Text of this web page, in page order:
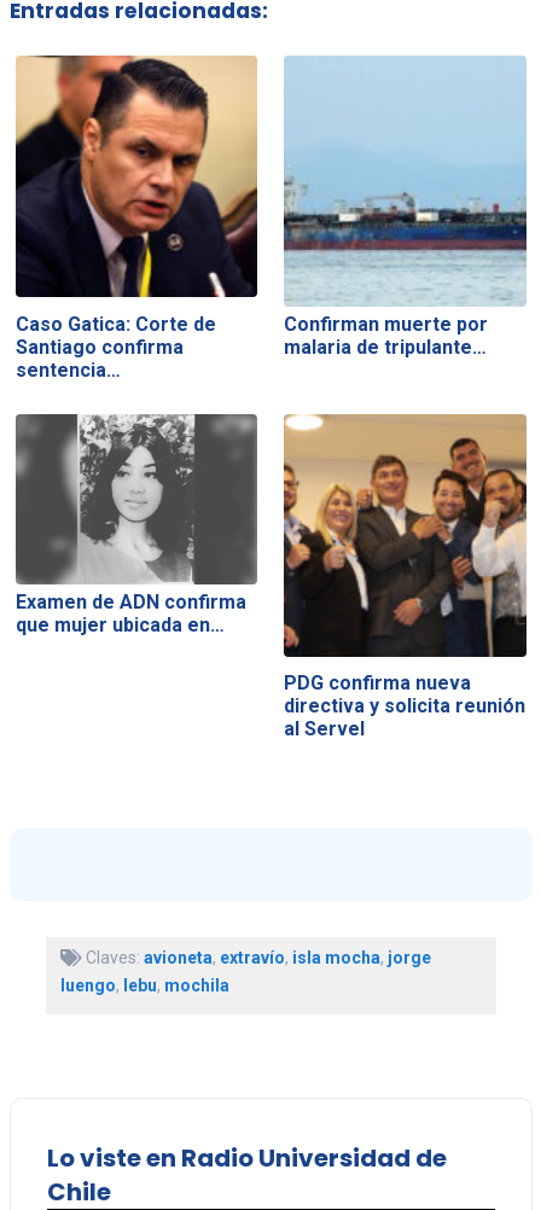
Entradas relacionadas:
Caso Gatica: Corte de
Santiago confirma
sentencia…
Confirman muerte por
malaria de tripulante…
Examen de ADN confirma
que mujer ubicada en…
PDG confirma nueva
directiva y solicita reunión
al Servel
Claves: avioneta, extravío, isla mocha, jorge
luengo, lebu, mochila
Lo viste en Radio Universidad de
Chile